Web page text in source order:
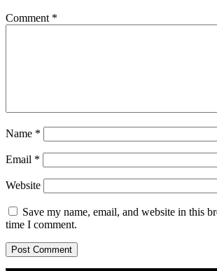
Comment *
Name *
Email *
Website
Save my name, email, and website in this
time I comment.